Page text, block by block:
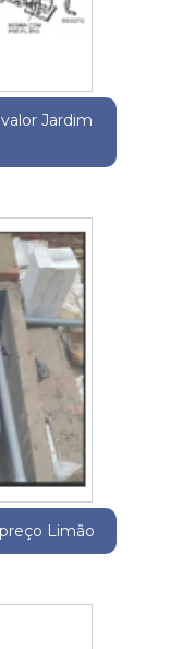
Jardim
Limão